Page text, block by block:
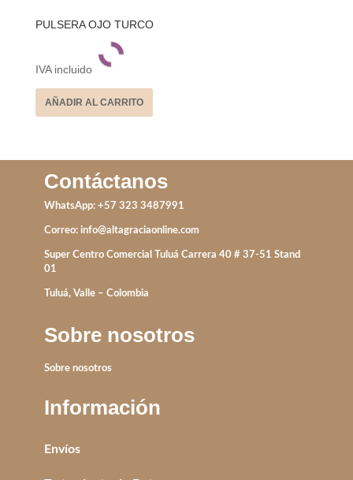
PULSERA OJO TURCO
IVA incluido
AÑADIR AL CARRITO
Contáctanos
WhatsApp: +57 323 3487991
Correo: info@altagraciaonline.com
Super Centro Comercial Tuluá Carrera 40 # 37-51 Stand
01
Tuluá, Valle – Colombia
Sobre nosotros
Sobre nosotros
Información
Envíos